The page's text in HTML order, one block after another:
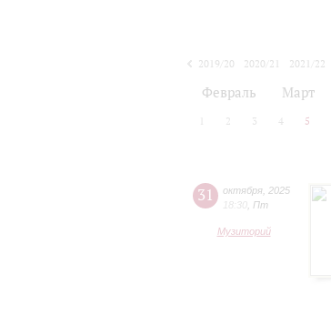
2019/20 2020/21 2021/22
Февраль Март
2 3 4 5
31 октября 2025
18:30 Пт
Музиторий